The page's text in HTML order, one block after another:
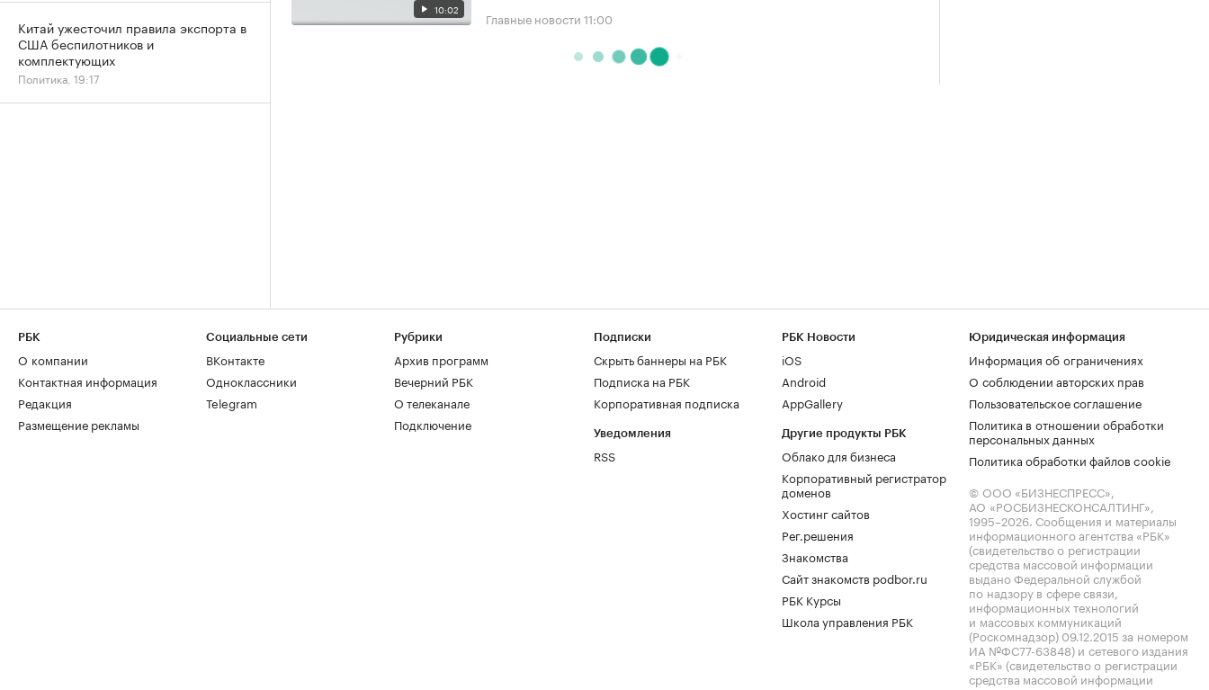
10:02 Главные новости 11:00
Китай ужесточил правила экспорта в
США беспилотников и
комплектующих
Политика, 19:17
РБК
О компании
Контактная информация
Редакция
Размещение рекламы
Социальные сети
ВКонтакте
Одноклассники
Telegram
Рубрики
Архив программ
Вечерний РБК
О телеканале
Подключение
Подписки
Скрыть баннеры на РБК
Подписка на РБК
Корпоративная подписка
Уведомления
RSS
РБК Новости
iOS
Android
AppGallery
Другие продукты РБК
Облако для бизнеса
Корпоративный регистратор
доменов
Хостинг сайтов
Рег.решения
Знакомства
Сайт знакомств podbor.ru
РБК Курсы
Школа управления РБК
Юридическая информация
Информация об ограничениях
О соблюдении авторских прав
Пользовательское соглашение
Политика в отношении обработки
персональных данных
Политика обработки файлов cookie
© ООО «БИЗНЕСПРЕСС»,
АО «РОСБИЗНЕСКОНСАЛТИНГ»,
1995–2026. Сообщения и материалы
информационного агентства «РБК»
(свидетельство о регистрации
средства массовой информации
выдано Федеральной службой
по надзору в сфере связи,
информационных технологий
и массовых коммуникаций
(Роскомнадзор) 09.12.2015 за номером
ИА №ФС77-63848) и сетевого издания
«РБК» (свидетельство о регистрации
средства массовой информации